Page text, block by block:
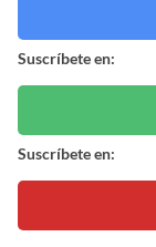
Suscríbete en:
Suscríbete en: